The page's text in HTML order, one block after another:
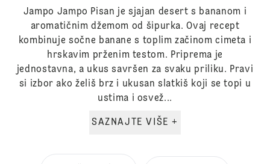
Jampo Jampo Pisan je sjajan desert s bananom i
aromatičnim džemom od šipurka. Ovaj recept
kombinuje sočne banane s toplim začinom cimeta i
hrskavim prženim testom. Priprema je
jednostavna, a ukus savršen za svaku priliku. Pravi
si izbor ako želiš brz i ukusan slatkiš koji se topi u
ustima i osvež...
SAZNAJTE VIŠE +